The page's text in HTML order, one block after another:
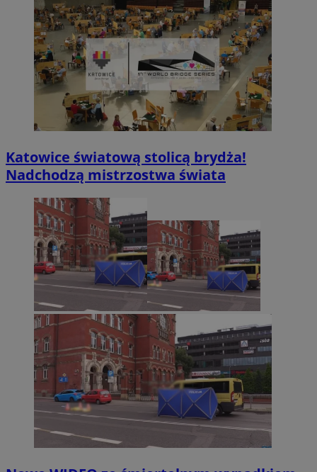
Katowice światową stolicą brydża!
Nadchodzą mistrzostwa świata